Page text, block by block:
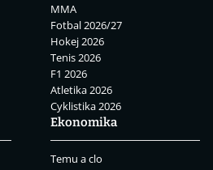
MMA
Fotbal 2026/27
Hokej 2026
Tenis 2026
F1 2026
Atletika 2026
Cyklistika 2026
Ekonomika
Temu a clo